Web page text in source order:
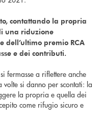
contattando la propria
una riduzione
dell’ultimo premio RCA
e dei contributi.
fermasse a riflettere anche
si danno per scontati: la
la propria e quella dei
come rifugio sicuro e